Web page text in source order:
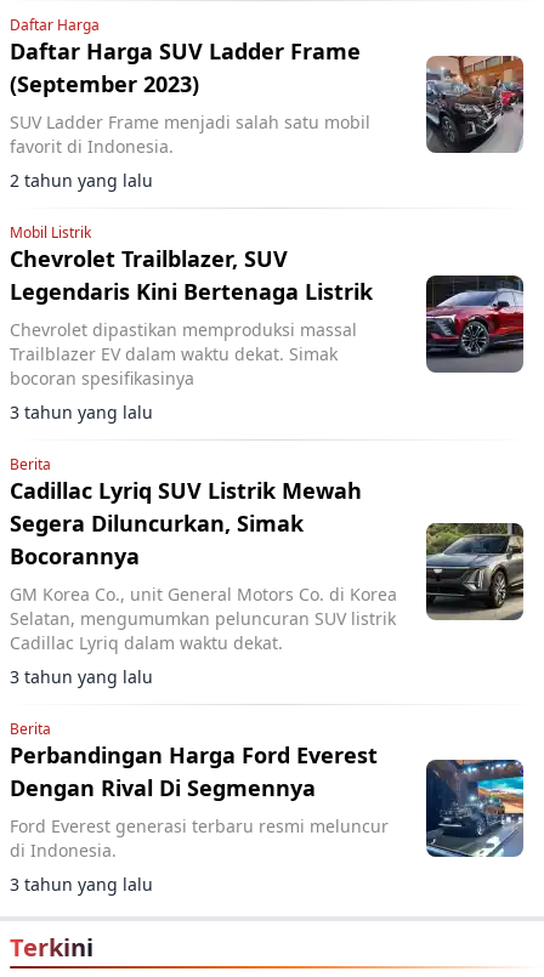
Daftar Harga
Daftar Harga SUV Ladder Frame
(September 2023)
SUV Ladder Frame menjadi salah satu mobil
favorit di Indonesia.
2 tahun yang lalu
Mobil Listrik
Chevrolet Trailblazer, SUV
Legendaris Kini Bertenaga Listrik
Chevrolet dipastikan memproduksi massal
Trailblazer EV dalam waktu dekat. Simak
bocoran spesifikasinya
3 tahun yang lalu
Berita
Cadillac Lyriq SUV Listrik Mewah
Segera Diluncurkan, Simak
Bocorannya
GM Korea Co., unit General Motors Co. di Korea
Selatan, mengumumkan peluncuran SUV listrik
Cadillac Lyriq dalam waktu dekat.
3 tahun yang lalu
Berita
Perbandingan Harga Ford Everest
Dengan Rival Di Segmennya
Ford Everest generasi terbaru resmi meluncur
di Indonesia.
3 tahun yang lalu
Terkini